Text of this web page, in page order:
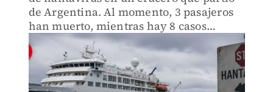
de Argentina. Al momento, 3 pasajeros
han muerto, mientras hay 8 casos
relacionados. La autoridad sanitaria
continúa rastreando contactos